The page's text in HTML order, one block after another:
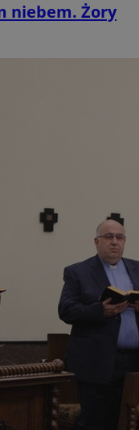
niebem. Żory